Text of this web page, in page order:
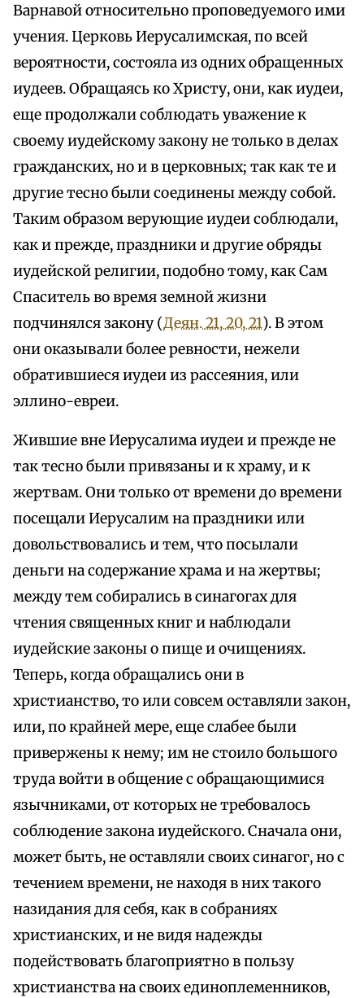
Варнавой относительно проповедуемого ими
учения. Церковь Иерусалимская, по всей
вероятности, состояла из одних обращенных
иудеев. Обращаясь ко Христу, они, как иудеи,
еще продолжали соблюдать уважение к
своему иудейскому закону не только в делах
гражданских, но и в церковных; так как те и
другие тесно были соединены между собой.
Таким образом верующие иудеи соблюдали,
как и прежде, праздники и другие обряды
иудейской религии, подобно тому, как Сам
Спаситель во время земной жизни
подчинялся закону (Деян. 21, 20, 21). В этом
они оказывали более ревности, нежели
обратившиеся иудеи из рассеяния, или
эллино-евреи.
Жившие вне Иерусалима иудеи и прежде не
так тесно были привязаны и к храму, и к
жертвам. Они только от времени до времени
посещали Иерусалим на праздники или
довольствовались и тем, что посылали
деньги на содержание храма и на жертвы;
между тем собирались в синагогах для
чтения священных книг и наблюдали
иудейские законы о пище и очищениях.
Теперь, когда обращались они в
христианство, то или совсем оставляли закон,
или, по крайней мере, еще слабее были
привержены к нему; им не стоило большого
труда войти в общение с обращающимися
язычниками, от которых не требовалось
соблюдение закона иудейского. Сначала они,
может быть, не оставляли своих синагог, но с
течением времени, не находя в них такого
назидания для себя, как в собраниях
христианских, и не видя надежды
подействовать благоприятно в пользу
христианства на своих единоплеменников,